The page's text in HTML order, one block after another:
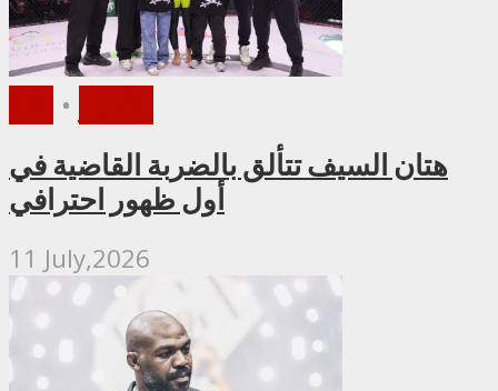
•
هتان السيف تتألق بالضربة القاضية في
أول ظهور احترافي
11 July,2026